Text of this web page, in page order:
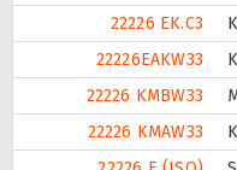
22226 EK.C3
22226EAKW33
22226 KMBW33
22226 KMAW33